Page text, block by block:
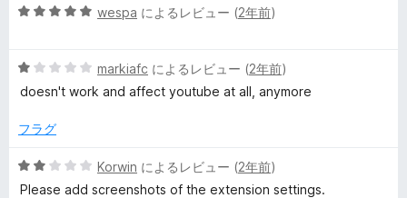
の
5
中
5
評
wespa によるレビュー (2年前)
5
段
中
の
評
markiafc によるレビュー (2年前)
doesn't work and affect youtube at all, anymore
フラグ
5
段
Korwin によるレビュー (2年前)
Please add screenshots of the extension settings.